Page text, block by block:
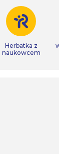
Herbatka z
naukowcem